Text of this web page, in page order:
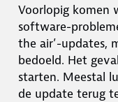
Voorlopig komen
software-
the air’-updates,
bedoeld. Het
starten. Meestal
de update terug